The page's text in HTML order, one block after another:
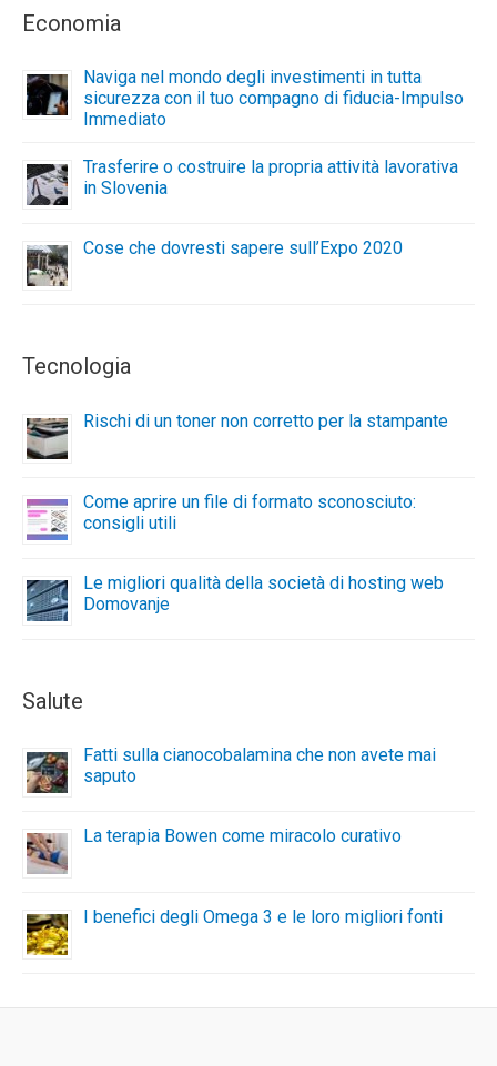
Economia
Naviga nel mondo degli investimenti in tutta
sicurezza con il tuo compagno di fiducia-Impulso
Immediato
Trasferire o costruire la propria attività lavorativa
in Slovenia
Cose che dovresti sapere sull’Expo 2020
Tecnologia
Rischi di un toner non corretto per la stampante
Come aprire un file di formato sconosciuto:
consigli utili
Le migliori qualità della società di hosting web
Domovanje
Salute
Fatti sulla cianocobalamina che non avete mai
saputo
La terapia Bowen come miracolo curativo
I benefici degli Omega 3 e le loro migliori fonti